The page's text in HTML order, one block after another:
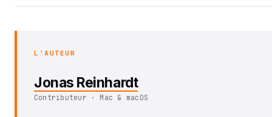
L'AUTEUR
Jonas Reinhardt
Contributeur · Mac & macOS